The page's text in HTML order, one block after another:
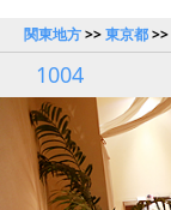
関東地方>>東京都>>
1004